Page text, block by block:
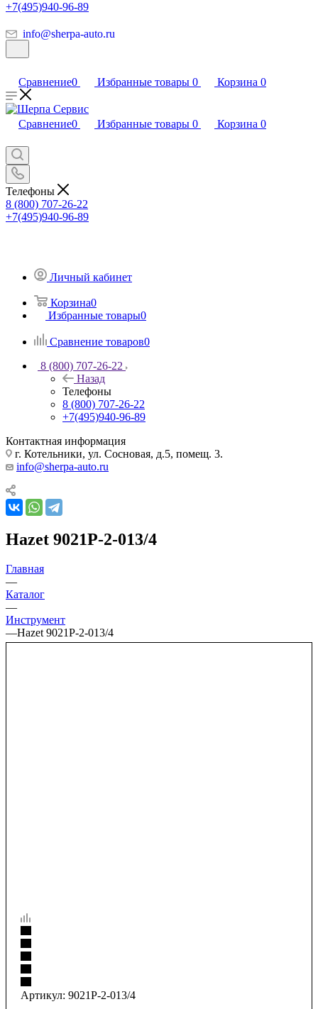
+7(495)940-96-89
info@sherpa-auto.ru
Сравнение0 Избранные товары 0 Корзина 0
Сравнение0 Избранные товары 0 Корзина 0
Телефоны
8 (800) 707-26-22
+7(495)940-96-89
Личный кабинет
Корзина0
Избранные товары0
Сравнение товаров0
8 (800) 707-26-22
Назад
Телефоны
8 (800) 707-26-22
+7(495)940-96-89
Контактная информация
г. Котельники, ул. Сосновая, д.5, помещ. 3.
info@sherpa-auto.ru
Hazet 9021P-2-013/4
Главная
—
Каталог
—
Инструмент
—Hazet 9021P-2-013/4
Артикул: 9021P-2-013/4